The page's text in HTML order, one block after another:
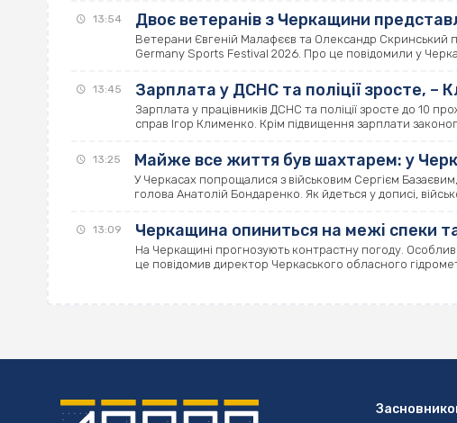
13:54 Двоє ветеранів з Черкащини
Ветерани Євгеній Малафєєв та Олександр Скринський
Germany Sports Festival 2026. Про це повідомили у
13:45 Зарплата у ДСНС та поліції зросте, –
Зарплата у працівників ДСНС та поліції зросте до 10
справ Ігор Клименко. Крім підвищення зарплати
13:25 Майже все життя був шахтарем: у
У Черкасах попрощалися з військовим Сергієм
голова Анатолій Бондаренко. Як йдеться у дописі,
13:09 Черкащина опиниться на межі спеки
На Черкащині прогнозують контрастну погоду.
це повідомив директор Черкаського обласного